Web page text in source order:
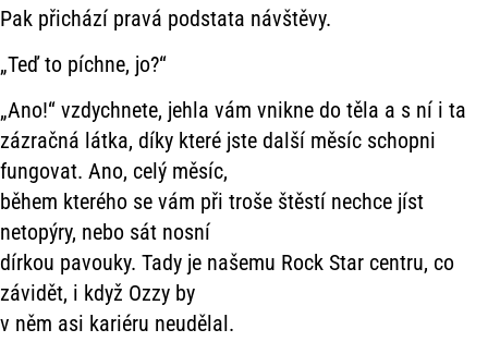
Pak přichází pravá podstata návštěvy.
„Teď to píchne, jo?“
„Ano!“ vzdychnete, jehla vám vnikne do těla a s ní i ta
zázračná látka, díky které jste další měsíc schopni
fungovat. Ano, celý měsíc,
během kterého se vám při troše štěstí nechce jíst
netopýry, nebo sát nosní
dírkou pavouky. Tady je našemu Rock Star centru, co
závidět, i když Ozzy by
v něm asi kariéru neudělal.